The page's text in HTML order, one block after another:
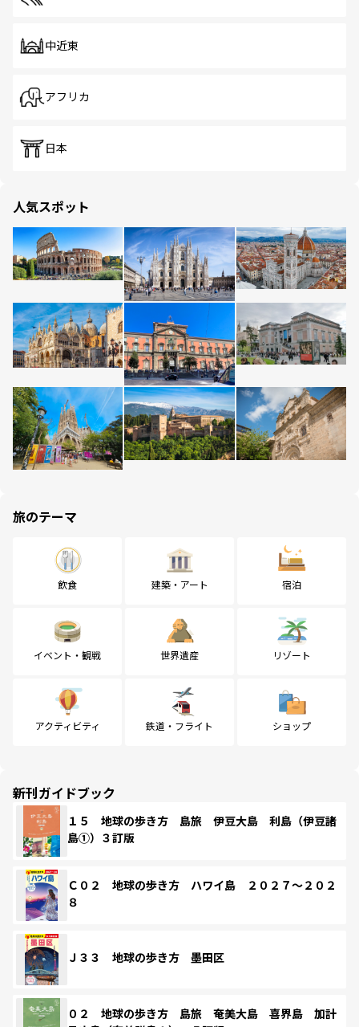
中近東
アフリカ
日本
人気スポット
旅のテーマ
飲食 建築・アート 宿泊
イベント・観戦 世界遺産 リゾート
アクティビティ 鉄道・フライト ショップ
新刊ガイドブック
１５ 地球の歩き方 島旅 伊豆大島 利島（伊豆諸
島①）３訂版
Ｃ０２ 地球の歩き方 ハワイ島 ２０２７～２０２
８
Ｊ３３ 地球の歩き方 墨田区
０２ 地球の歩き方 島旅 奄美大島 喜界島 加計